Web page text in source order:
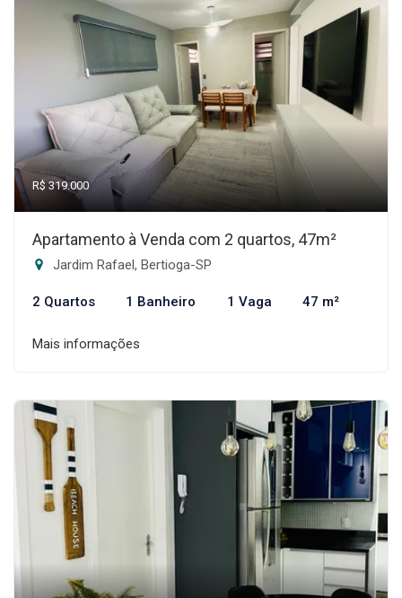
R$ 319.000
Apartamento à Venda com 2 quartos, 47m²
Jardim Rafael, Bertioga-SP
2 Quartos 1 Banheiro 1 Vaga 47 m²
Mais informações